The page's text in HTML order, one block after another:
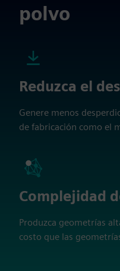
polvo
Reduzca el
Genere menos
de fabricación como el
Complejidad
Produzca geometrías
costo que las